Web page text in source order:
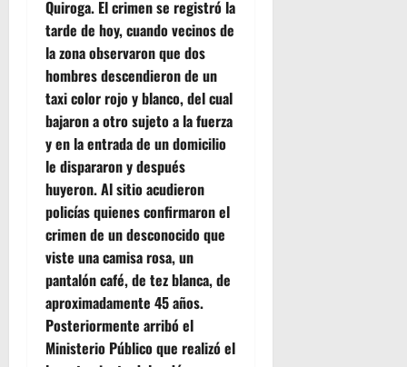
c
i
ó
n
d
e
e
n
t
Quiroga. El crimen se registró la
tarde de hoy, cuando vecinos de
la zona observaron que dos
hombres descendieron de un
taxi color rojo y blanco, del cual
bajaron a otro sujeto a la fuerza
y en la entrada de un domicilio
le dispararon y después
huyeron. Al sitio acudieron
policías quienes confirmaron el
crimen de un desconocido que
viste una camisa rosa, un
pantalón café, de tez blanca, de
aproximadamente 45 años.
Posteriormente arribó el
Ministerio Público que realizó el